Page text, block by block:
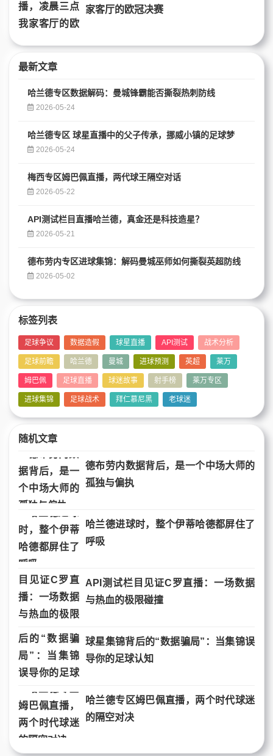
家客厅的欧冠决赛
最新文章
哈兰德专区数据解码：曼城锋霸能否撕裂热刺防线
2026-05-24
哈兰德专区 球星直播中的父子传承，挪威小镇的足球梦
2026-05-24
梅西专区姆巴佩直播，两代球王隔空对话
2026-05-22
API测试栏目直播哈兰德，真金还是科技造星？
2026-05-21
德布劳内专区进球集锦：解码曼城巫师如何撕裂英超防线
2026-05-02
标签列表
足球争议 数据造假 球星直播 API测试 战术分析
足球前瞻 哈兰德 曼城 进球预测 英超 莱万
姆巴佩 足球直播 球迷故事 射手榜 莱万专区
进球集锦 足球战术 拜仁慕尼黑 老球迷
随机文章
德布劳内数据背后，是一个中场大师的
孤独与偏执
哈兰德进球时，整个伊蒂哈德都屏住了
呼吸
API测试栏目见证C罗直播：一场数据
与热血的极限碰撞
球星集锦背后的“数据骗局”：当集锦误
导你的足球认知
哈兰德专区姆巴佩直播，两个时代球迷
的隔空对决